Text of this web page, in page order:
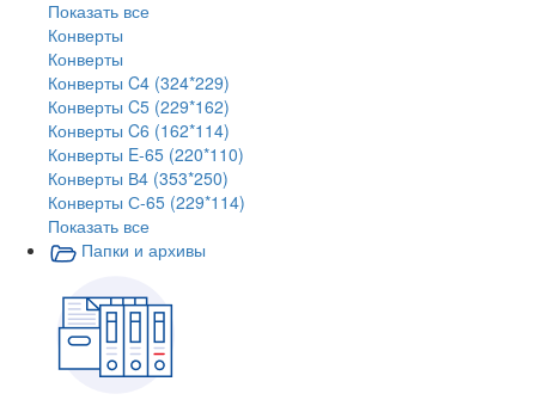
Показать все
Конверты
Конверты
Конверты C4 (324*229)
Конверты C5 (229*162)
Конверты C6 (162*114)
Конверты E-65 (220*110)
Конверты В4 (353*250)
Конверты С-65 (229*114)
Показать все
Папки и архивы